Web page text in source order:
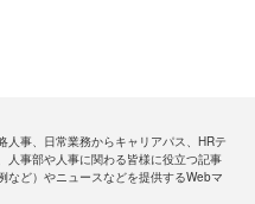
人事、日常業務からキャリアパス、HRテ
人事部や人事に関わる皆様に役立つ記事
など）やニュースなどを提供するWebマ